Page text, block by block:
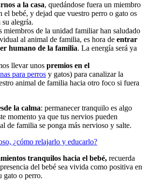
a la casa, quedándose fuera un miembro
el bebé, y dejad que vuestro perro o gato os
su alegría.
miembros de la unidad familiar han saludado
al animal de familia, es hora de entrar
humano de la familia. La energía será ya
llevar unos premios en el
para perros y gatos) para canalizar la
animal de familia hacia otro foco si fuera
la calma: permanecer tranquilo es algo
momento ya que tus nervios pueden
de familia se ponga más nervioso y salte.
¿cómo relajarlo y educarlo?
tranquilos hacia el bebé, recuerda
del bebé sea vivida como positiva en
gato o perro.